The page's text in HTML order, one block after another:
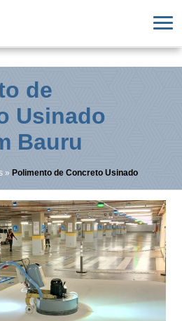
de
Usinado
Bauru
» Polimento de Concreto Usinado